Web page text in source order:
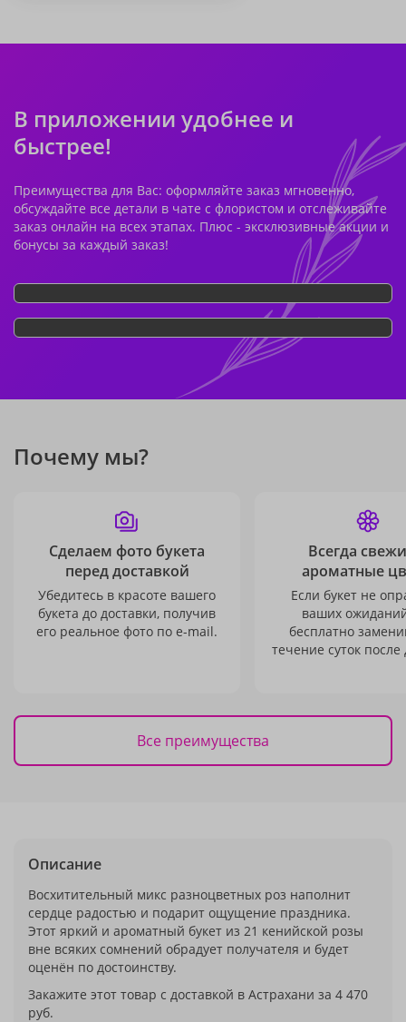
В приложении удобнее и
быстрее!
Преимущества для Вас: оформляйте заказ мгновенно,
обсуждайте все детали в чате с флористом и отслеживайте
заказ онлайн на всех этапах. Плюс - эксклюзивные акции и
бонусы за каждый заказ!
Почему мы?
Сделаем фото букета
перед доставкой
Убедитесь в красоте вашего
букета до доставки, получив
его реальное фото по e-mail.
Всегда
ароматные
Если букет не
ваших
бесплатно
течение суток после
Все преимущества
Описание
Восхитительный микс разноцветных роз наполнит
сердце радостью и подарит ощущение праздника.
Этот яркий и ароматный букет из 21 кенийской розы
вне всяких сомнений обрадует получателя и будет
оценён по достоинству.
Закажите этот товар с доставкой в Астрахани за 4 470
руб.